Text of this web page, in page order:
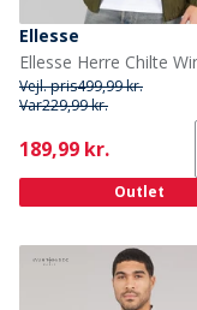
Ellesse
Vejl. pris499,99 kr.
Var229,99 kr.
Current
189,99 kr.
Outlet